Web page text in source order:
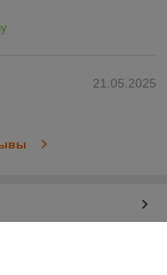
21.05.2025